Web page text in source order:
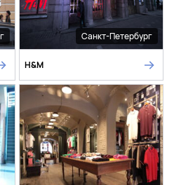
Санкт-Петербург
H&M